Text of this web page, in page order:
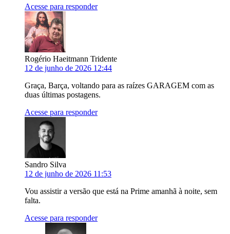
Acesse para responder
Rogério Haeitmann Tridente
12 de junho de 2026 12:44
Graça, Barça, voltando para as raízes GARAGEM com as
duas últimas postagens.
Acesse para responder
Sandro Silva
12 de junho de 2026 11:53
Vou assistir a versão que está na Prime amanhã à noite, sem
falta.
Acesse para responder